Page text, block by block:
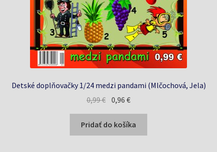
Detské doplňovačky 1/24 medzi pandami (Mlčochová, Jela)
0,99€ Pôvodná
cena
bola:
0,99 €.
0,96€Aktuálna
cena
je:
0,96 €.
Pridať do košíka